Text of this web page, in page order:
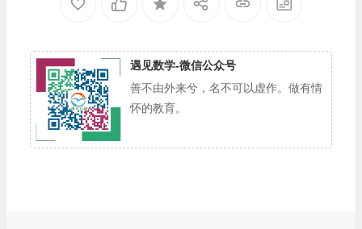
遇见数学-微信公众号
善不由外来兮，名不可以虚作。做有情
怀的教育。